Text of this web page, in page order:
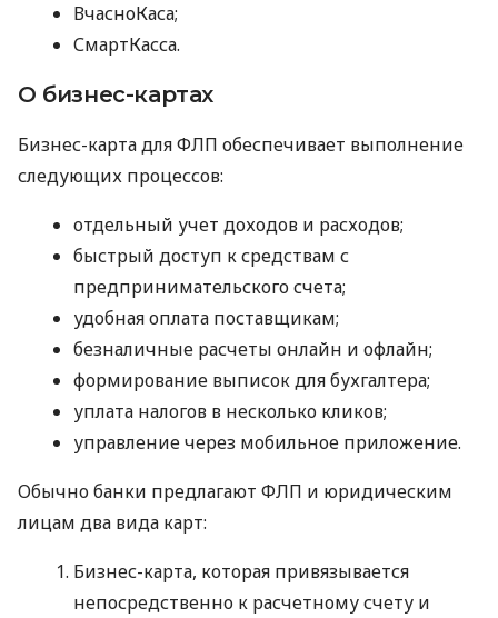
ВчасноКаса;
СмартКасса.
О бизнес-картах
Бизнес-карта для ФЛП обеспечивает выполнение
следующих процессов:
отдельный учет доходов и расходов;
быстрый доступ к средствам с
предпринимательского счета;
удобная оплата поставщикам;
безналичные расчеты онлайн и офлайн;
формирование выписок для бухгалтера;
уплата налогов в несколько кликов;
управление через мобильное приложение.
Обычно банки предлагают ФЛП и юридическим
лицам два вида карт:
Бизнес-карта, которая привязывается
непосредственно к расчетному счету и